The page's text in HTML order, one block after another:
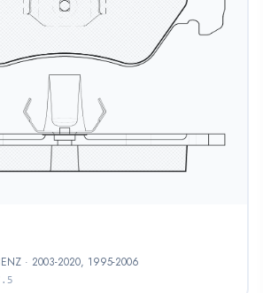
· 2003-2020, 1995-2006